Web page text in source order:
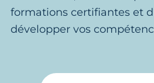
formations certifiantes et
développer vos